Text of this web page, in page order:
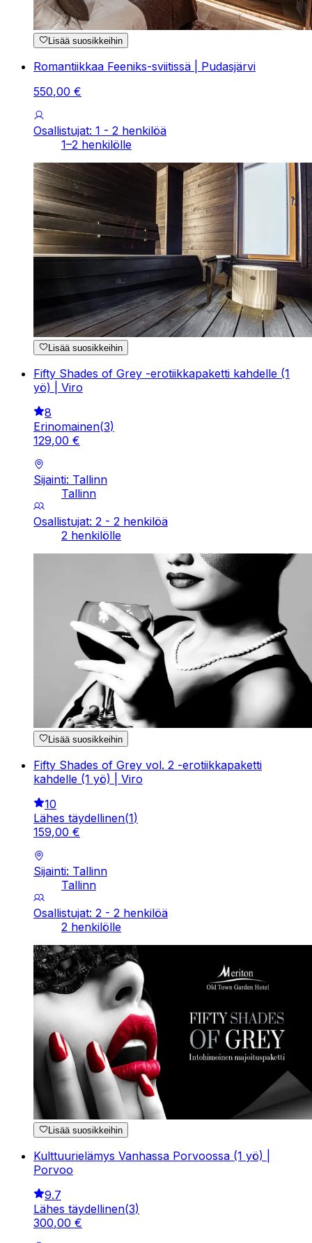
Lisää suosikkeihin
Romantiikkaa Feeniks-sviitissä | Pudasjärvi
550,00 €
Osallistujat: 1 - 2 henkilöä
1–2 henkilölle
Lisää suosikkeihin
Fifty Shades of Grey -erotiikkapaketti kahdelle (1
yö) | Viro
8
Erinomainen(3)
129,00 €
Sijainti: Tallinn
Tallinn
Osallistujat: 2 - 2 henkilöä
2 henkilölle
Lisää suosikkeihin
Fifty Shades of Grey vol. 2 -erotiikkapaketti
kahdelle (1 yö) | Viro
10
Lähes täydellinen(1)
159,00 €
Sijainti: Tallinn
Tallinn
Osallistujat: 2 - 2 henkilöä
2 henkilölle
Lisää suosikkeihin
Kulttuurielämys Vanhassa Porvoossa (1 yö) |
Porvoo
9.7
Lähes täydellinen(3)
300,00 €